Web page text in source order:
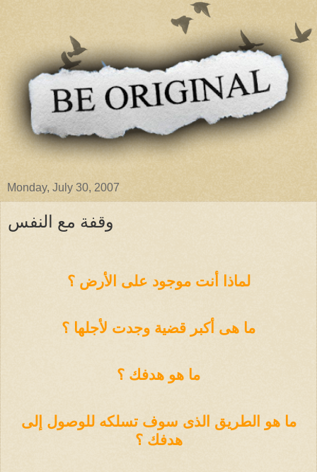
Monday, July 30, 2007
وقفة مع النفس
لماذا أنت موجود على الأرض ؟
ما هى أكبر قضية وجدت لأجلها ؟
ما هو هدفك ؟
ما هو الطريق الذى سوف تسلكه للوصول إلى
هدفك ؟